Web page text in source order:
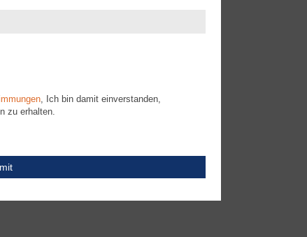
, Ich bin damit einverstanden,
zu erhalten.